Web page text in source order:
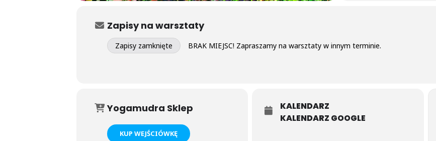
Zapisy na warsztaty
Zapisy zamknięte BRAK MIEJSC! Zapraszamy na warsztaty w innym terminie.
Yogamudra Sklep
KUP WEJŚCIÓWKĘ
KALENDARZ
KALENDARZ GOOGLE